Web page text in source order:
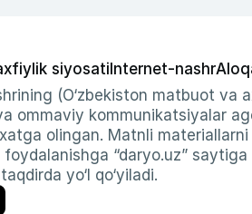
siyosati Internet-nashr
(O‘zbekiston matbuot va
ommaviy kommunikatsiyalar
olingan. Matnli
“daryo.uz”
yo‘l qo‘yiladi.